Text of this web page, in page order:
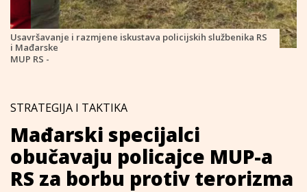
Usavršavanje i razmjene iskustava policijskih službenika RS
i Mađarske
MUP RS -
STRATEGIJA I TAKTIKA
Mađarski specijalci
obučavaju policajce MUP-a
RS za borbu protiv terorizma